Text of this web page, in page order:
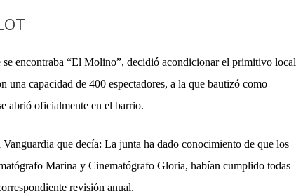
encontraba “El Molino”, decidió acondicionar el primitivo local
una capacidad de 400 espectadores, a la que bautizó como
abrió oficialmente en el barrio.
que decía: La junta ha dado conocimiento de que los
Marina y Cinematógrafo Gloria, habían cumplido todas
revisión anual.